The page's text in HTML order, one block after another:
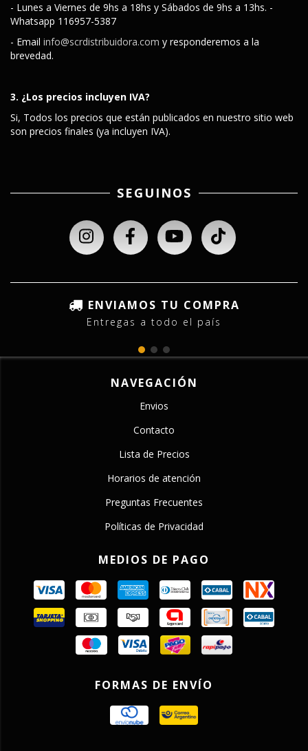
- Lunes a Viernes de 9hs a 18hs y Sábados de 9hs a 13hs. -
Whatsapp 116957-5387
- Email info@scrdistribuidora.com y responderemos a la
brevedad.
3. ¿Los precios incluyen IVA?
Si, Todos los precios que están publicados en nuestro sitio web
son precios finales (ya incluyen IVA).
SEGUINOS
ENVIAMOS TU COMPRA
Entregas a todo el país
NAVEGACIÓN
Envios
Contacto
Lista de Precios
Horarios de atención
Preguntas Frecuentes
Políticas de Privacidad
MEDIOS DE PAGO
FORMAS DE ENVÍO